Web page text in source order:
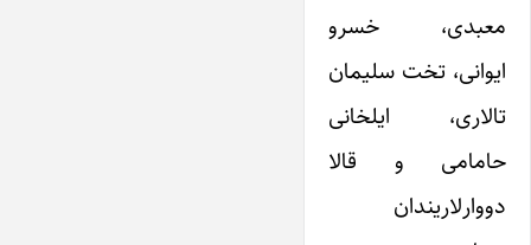
معبدی، خسرو
ایوانی، تخت سلیمان
تالاری، ایلخانی
حامامی و قالا
دووار‌لاریندان